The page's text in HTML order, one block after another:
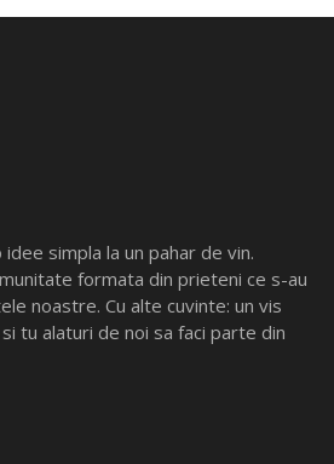
simpla la un pahar de vin.
formata din prieteni ce s-au
noastre. Cu alte cuvinte: un vis
tu alaturi de noi sa faci parte din